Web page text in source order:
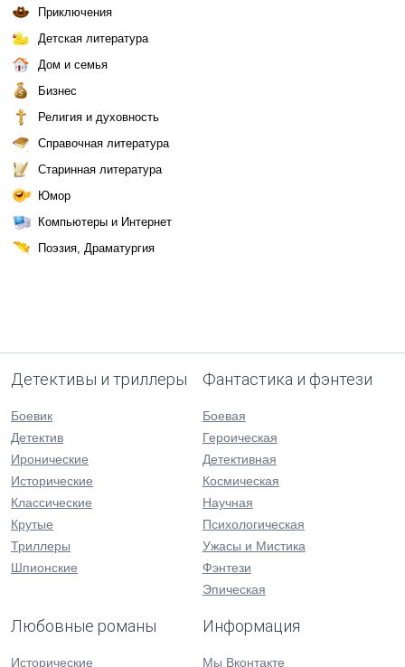
Приключения
Детская литература
Дом и семья
Бизнес
Религия и духовность
Справочная литература
Старинная литература
Юмор
Компьютеры и Интернет
Поэзия, Драматургия
Детективы и триллеры
Боевик
Детектив
Иронические
Исторические
Классические
Крутые
Триллеры
Шпионские
Фантастика и фэнтези
Боевая
Героическая
Детективная
Космическая
Научная
Психологическая
Ужасы и Мистика
Фэнтези
Эпическая
Любовные романы
Исторические
Информация
Мы Вконтакте